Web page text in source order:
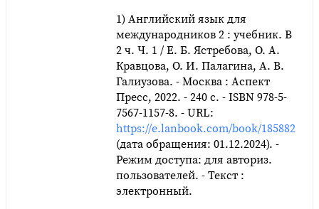
1) Английский язык для
международников 2 : учебник. В
2 ч. Ч. 1 / Е. Б. Ястребова, О. А.
Кравцова, О. И. Палагина, А. В.
Галиузова. - Москва : Аспект
Пресс, 2022. - 240 с. - ISBN 978-5-
7567-1157-8. - URL:
https://e.lanbook.com/book/185882
(дата обращения: 01.12.2024). -
Режим доступа: для авториз.
пользователей. - Текст :
электронный.